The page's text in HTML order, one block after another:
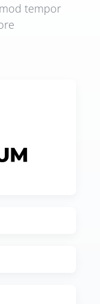
tempor